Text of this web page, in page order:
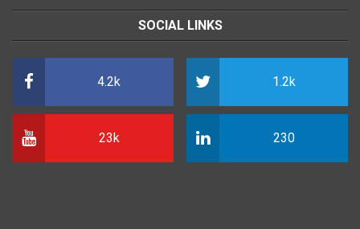
SOCIAL LINKS
4.2k 1.2k
23k 230